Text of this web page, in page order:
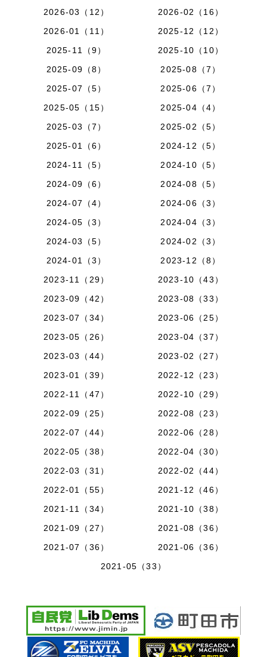
2026-03（12）
2026-02（16）
2026-01（11）
2025-12（12）
2025-11（9）
2025-10（10）
2025-09（8）
2025-08（7）
2025-07（5）
2025-06（7）
2025-05（15）
2025-04（4）
2025-03（7）
2025-02（5）
2025-01（6）
2024-12（5）
2024-11（5）
2024-10（5）
2024-09（6）
2024-08（5）
2024-07（4）
2024-06（3）
2024-05（3）
2024-04（3）
2024-03（5）
2024-02（3）
2024-01（3）
2023-12（8）
2023-11（29）
2023-10（43）
2023-09（42）
2023-08（33）
2023-07（34）
2023-06（25）
2023-05（26）
2023-04（37）
2023-03（44）
2023-02（27）
2023-01（39）
2022-12（23）
2022-11（47）
2022-10（29）
2022-09（25）
2022-08（23）
2022-07（44）
2022-06（28）
2022-05（38）
2022-04（30）
2022-03（31）
2022-02（44）
2022-01（55）
2021-12（46）
2021-11（34）
2021-10（38）
2021-09（27）
2021-08（36）
2021-07（36）
2021-06（36）
2021-05（33）